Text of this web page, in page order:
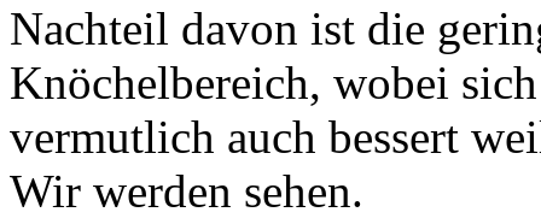
Nachteil davon ist die
Knöchelbereich, wobei
vermutlich auch bessert
Wir werden sehen.